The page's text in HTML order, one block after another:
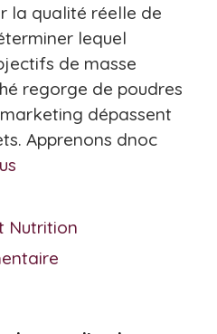
la qualité réelle de
lequel
de masse
regorge de poudres
dépassent
Apprenons dnoc
Nutrition